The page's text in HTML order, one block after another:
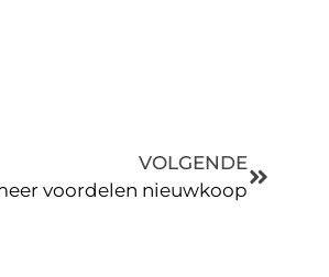
VOLGENDE
voordelen nieuwkoop